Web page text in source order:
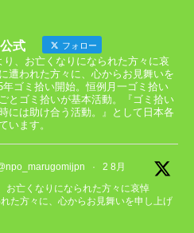
式 フォロー
り、お亡くなりになられた方々に哀
遭われた方々に、心からお見舞いを
ゴミ拾い開始。恒例月一ゴミ拾い
とゴミ拾いが基本活動。『ゴミ拾い
には助け合う活動。』として日本各
います。
·
2 8月
お亡くなりになられた方々に哀悼
た方々に、心からお見舞いを申し上げ